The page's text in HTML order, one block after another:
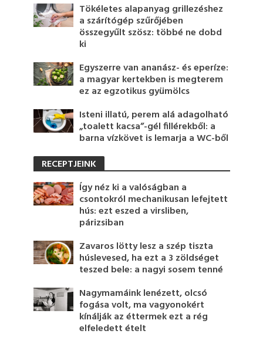
Tökéletes alapanyag grillezéshez
a szárítógép szűrőjében
összegyűlt szösz: többé ne dobd
ki
Egyszerre van ananász- és eperíze:
a magyar kertekben is megterem
ez az egzotikus gyümölcs
Isteni illatú, perem alá adagolható
„toalett kacsa”-gél fillérekből: a
barna vízkövet is lemarja a WC-ből
RECEPTJEINK
Így néz ki a valóságban a
csontokról mechanikusan lefejtett
hús: ezt eszed a virsliben,
párizsiban
Zavaros lötty lesz a szép tiszta
húslevesed, ha ezt a 3 zöldséget
teszed bele: a nagyi sosem tenné
Nagymamáink lenézett, olcsó
fogása volt, ma vagyonokért
kínálják az éttermek ezt a rég
elfeledett ételt